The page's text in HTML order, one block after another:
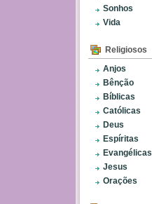
Sonhos
Vida
Religiosos
Anjos
Bênção
Bíblicas
Católicas
Deus
Espíritas
Evangélicas
Jesus
Orações